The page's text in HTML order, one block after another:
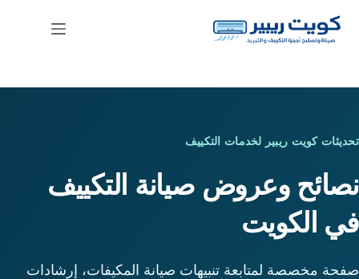
المحتوى
أحدث الأخبار والعروض
تحديثات كويت ريبير لخدمات التكييف
نصائح وعروض صيانة التكييف
في الكويت
صفحة مخصصة لمتابعة تنبيهات صيانة المكيفات، إرشادات